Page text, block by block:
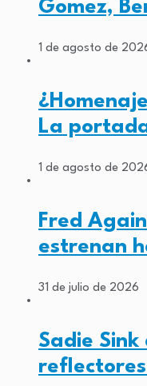
Gomez,
1 de agosto de
La
1 de agosto de
Fred
estrenan
31 de julio de 2026
Sadie